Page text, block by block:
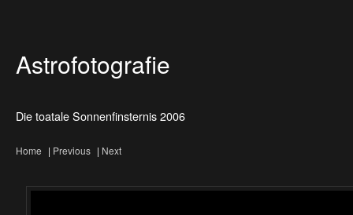
Astrofotografie
Die toatale Sonnenfinsternis 2006
Home | Previous | Next